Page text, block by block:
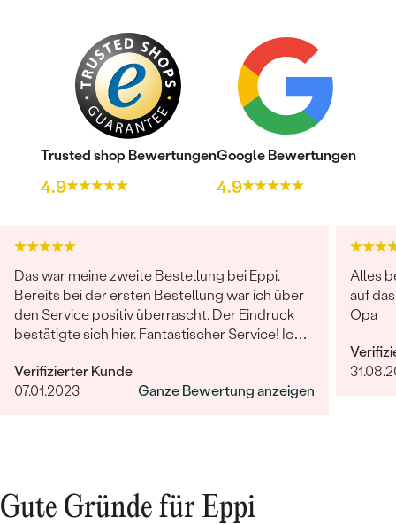
Trusted shop Bewertungen
4.9
Google Bewertungen
4.9
Das war meine zweite Bestellung bei Eppi.
Bereits bei der ersten Bestellung war ich über
den Service positiv überrascht. Der Eindruck
bestätigte sich hier. Fantastischer Service! Ich
Geschenk. Eppli machte es möglich! Support
per Mail schnell und hilfreich. Telefonische
Verifizierter Kunde
07.01.2023
Ganze Bewertung anzeigen
Alles
auf
Opa
Gute Gründe für Eppi